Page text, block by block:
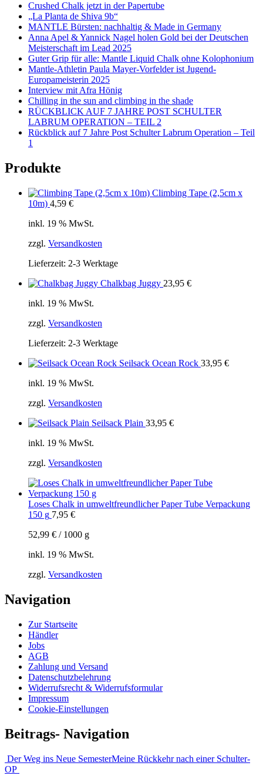
Crushed Chalk jetzt in der Papertube
„La Planta de Shiva 9b“
MANTLE Bürsten: nachhaltig & Made in Germany
Anna Apel & Yannick Nagel holen Gold bei der Deutschen
Meisterschaft im Lead 2025
Guter Grip für alle: Mantle Liquid Chalk ohne Kolophonium
Mantle-Athletin Paula Mayer-Vorfelder ist Jugend-
Europameisterin 2025
Interview mit Afra Hönig
Chilling in the sun and climbing in the shade
RÜCKBLICK AUF 7 JAHRE POST SCHULTER
LABRUM OPERATION – TEIL 2
Rückblick auf 7 Jahre Post Schulter Labrum Operation – Teil
1
Produkte
Climbing Tape (2,5cm x
10m) 4,59 €
inkl. 19 % MwSt.
zzgl. Versandkosten
Lieferzeit: 2-3 Werktage
Chalkbag Juggy 23,95 €
inkl. 19 % MwSt.
zzgl. Versandkosten
Lieferzeit: 2-3 Werktage
Seilsack Ocean Rock 33,95 €
inkl. 19 % MwSt.
zzgl. Versandkosten
Seilsack Plain 33,95 €
inkl. 19 % MwSt.
zzgl. Versandkosten
Loses Chalk in umweltfreundlicher Paper Tube Verpackung
150 g 7,95 €
52,99 € / 1000 g
inkl. 19 % MwSt.
zzgl. Versandkosten
Navigation
Zur Startseite
Händler
Jobs
AGB
Zahlung und Versand
Datenschutzbelehrung
Widerrufsrecht & Widerrufsformular
Impressum
Cookie-Einstellungen
Beitrags- Navigation
Der Weg ins Neue SemesterMeine Rückkehr nach einer Schulter-
OP